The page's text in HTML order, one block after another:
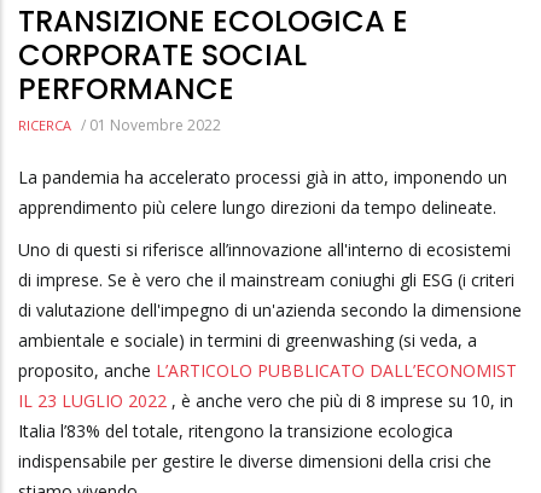
TRANSIZIONE ECOLOGICA E
CORPORATE SOCIAL
PERFORMANCE
RICERCA / 01 Novembre 2022
La pandemia ha accelerato processi già in atto, imponendo un
apprendimento più celere lungo direzioni da tempo delineate.
Uno di questi si riferisce all’innovazione all'interno di ecosistemi
di imprese. Se è vero che il mainstream coniughi gli ESG (i criteri
di valutazione dell'impegno di un'azienda secondo la dimensione
ambientale e sociale) in termini di greenwashing (si veda, a
proposito, anche L’ARTICOLO PUBBLICATO DALL’ECONOMIST
IL 23 LUGLIO 2022 , è anche vero che più di 8 imprese su 10, in
Italia l’83% del totale, ritengono la transizione ecologica
indispensabile per gestire le diverse dimensioni della crisi che